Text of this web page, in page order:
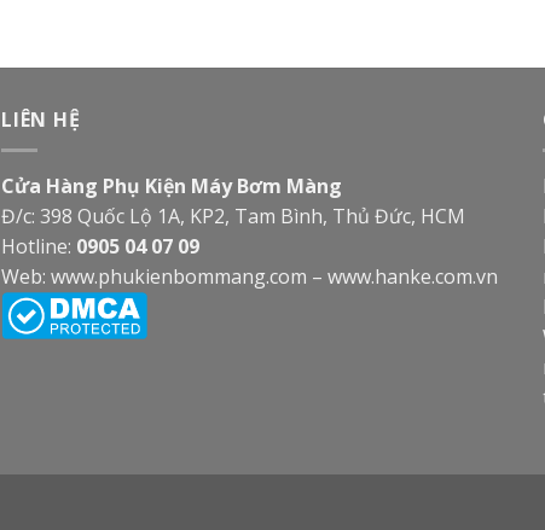
LIÊN HỆ
Cửa Hàng Phụ Kiện Máy Bơm Màng
Đ/c: 398 Quốc Lộ 1A, KP2, Tam Bình, Thủ Đức, HCM
Hotline: 0905 04 07 09
Web: www.phukienbommang.com – www.hanke.com.vn